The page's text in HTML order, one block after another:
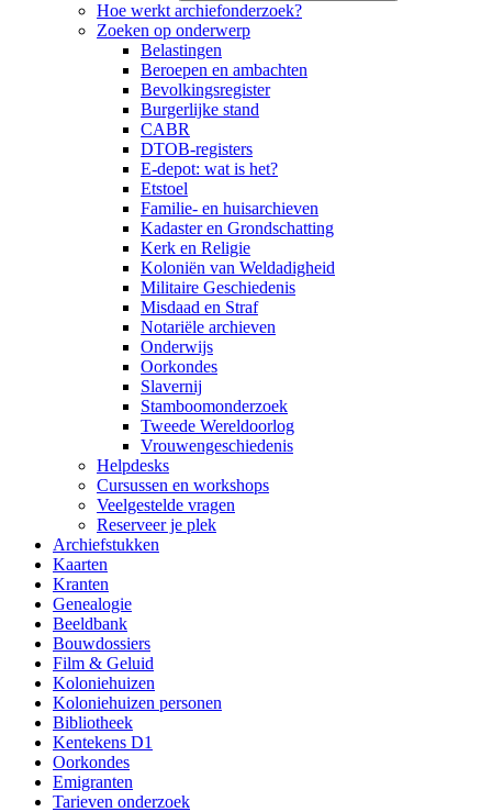
Hoe werkt archiefonderzoek?
Zoeken op onderwerp
Belastingen
Beroepen en ambachten
Bevolkingsregister
Burgerlijke stand
CABR
DTOB-registers
E-depot: wat is het?
Etstoel
Familie- en huisarchieven
Kadaster en Grondschatting
Kerk en Religie
Koloniën van Weldadigheid
Militaire Geschiedenis
Misdaad en Straf
Notariële archieven
Onderwijs
Oorkondes
Slavernij
Stamboomonderzoek
Tweede Wereldoorlog
Vrouwengeschiedenis
Helpdesks
Cursussen en workshops
Veelgestelde vragen
Reserveer je plek
Archiefstukken
Kaarten
Kranten
Genealogie
Beeldbank
Bouwdossiers
Film & Geluid
Koloniehuizen
Koloniehuizen personen
Bibliotheek
Kentekens D1
Oorkondes
Emigranten
Tarieven onderzoek